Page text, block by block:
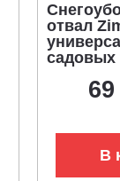
отвал
садовых
В